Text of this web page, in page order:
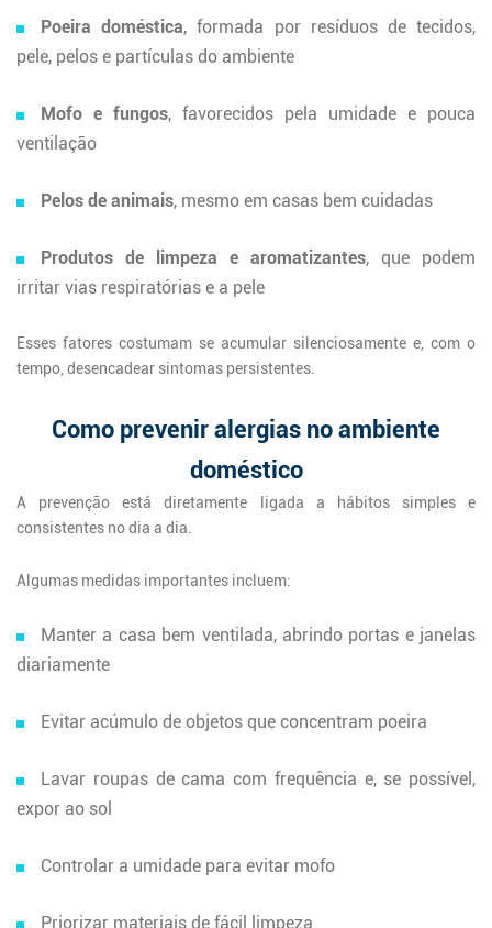
Poeira doméstica, formada por resíduos de tecidos,
pele, pelos e partículas do ambiente
Mofo e fungos, favorecidos pela umidade e pouca
ventilação
Pelos de animais, mesmo em casas bem cuidadas
Produtos de limpeza e aromatizantes, que podem
irritar vias respiratórias e a pele
Esses fatores costumam se acumular silenciosamente e, com o
tempo, desencadear sintomas persistentes.
Como prevenir alergias no ambiente
doméstico
A prevenção está diretamente ligada a hábitos simples e
consistentes no dia a dia.
Algumas medidas importantes incluem:
Manter a casa bem ventilada, abrindo portas e janelas
diariamente
Evitar acúmulo de objetos que concentram poeira
Lavar roupas de cama com frequência e, se possível,
expor ao sol
Controlar a umidade para evitar mofo
Priorizar materiais de fácil limpeza